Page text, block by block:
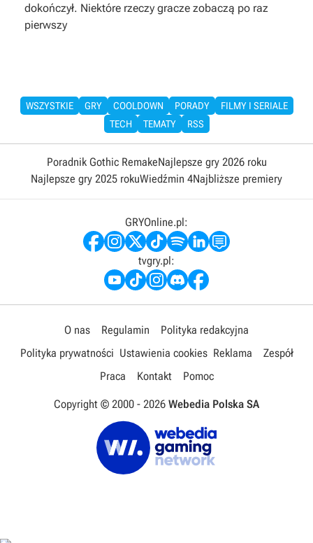
dokończył. Niektóre rzeczy gracze zobaczą po raz
pierwszy
WSZYSTKIE GRY COOLDOWN PORADY
FILMY I SERIALE
TECH
TEMATY RSS
Poradnik Gothic RemakeNajlepsze gry 2026 roku
Najlepsze gry 2025 rokuWiedźmin 4Najbliższe premiery
GRYOnline.pl:
tvgry.pl:
O nas Regulamin
Polityka redakcyjna
Polityka prywatności Ustawienia cookies Reklama
Zespół
Praca
Kontakt Pomoc
Copyright © 2000 - 2026 Webedia Polska SA